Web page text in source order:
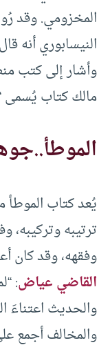
المخزومي. وقد
النيسابوري أنه
وأشار إلى كتب
مالك كتاب يُسمى
يُعد كتاب
ترتيبه وتركيبه،
وفقهه، وقد كان
القاضي عياض:
والحديث اعتناءَ
والمخالف أجمع